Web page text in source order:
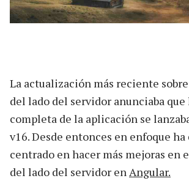
La actualización más reciente
del lado del servidor anunciaba
completa de la aplicación se
v16. Desde entonces en enfoque ha
centrado en hacer más mejoras en
del lado del servidor enAngular.